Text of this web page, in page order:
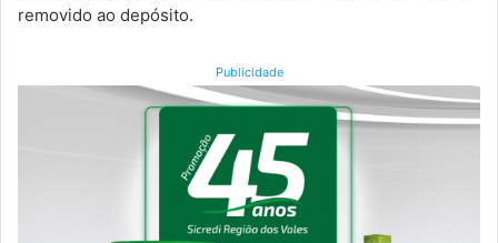
removido ao depósito.
Publicidade